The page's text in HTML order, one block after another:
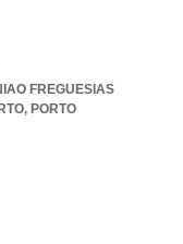
FREGUESIAS
, PORTO